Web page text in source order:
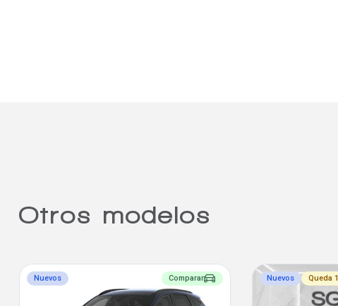
Otros modelos
Nuevos Comparar Nuevos Queda 1